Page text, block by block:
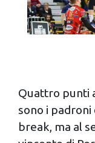
Quattro punti
sono i padroni
break, ma al